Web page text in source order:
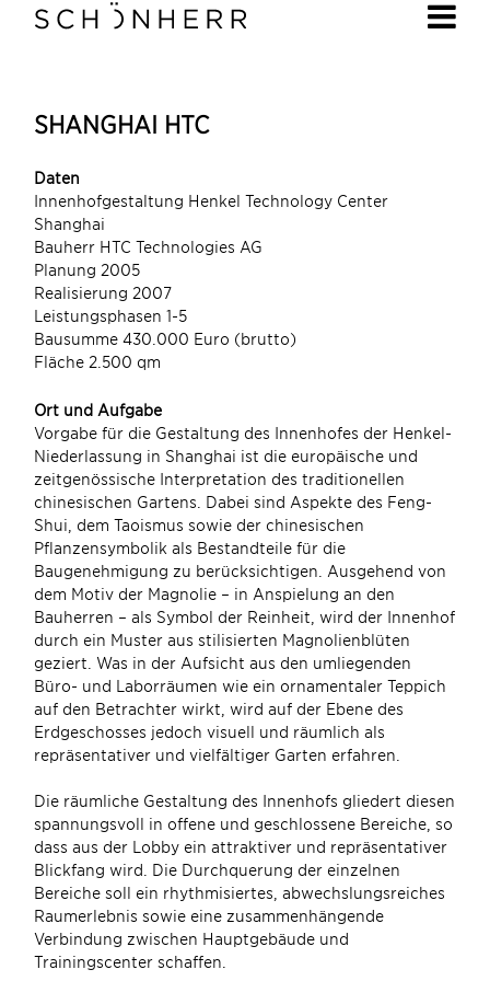
SHANGHAI HTC
Daten
Innenhofgestaltung Henkel Technology Center
Shanghai
Bauherr HTC Technologies AG
Planung 2005
Realisierung 2007
Leistungsphasen 1-5
Bausumme 430.000 Euro (brutto)
Fläche 2.500 qm
Ort und Aufgabe
Vorgabe für die Gestaltung des Innenhofes der Henkel-
Niederlassung in Shanghai ist die europäische und
zeitgenössische Interpretation des traditionellen
chinesischen Gartens. Dabei sind Aspekte des Feng-
Shui, dem Taoismus sowie der chinesischen
Pflanzensymbolik als Bestandteile für die
Baugenehmigung zu berücksichtigen. Ausgehend von
dem Motiv der Magnolie – in Anspielung an den
Bauherren – als Symbol der Reinheit, wird der Innenhof
durch ein Muster aus stilisierten Magnolienblüten
geziert. Was in der Aufsicht aus den umliegenden
Büro- und Laborräumen wie ein ornamentaler Teppich
auf den Betrachter wirkt, wird auf der Ebene des
Erdgeschosses jedoch visuell und räumlich als
repräsentativer und vielfältiger Garten erfahren.
Die räumliche Gestaltung des Innenhofs gliedert diesen
spannungsvoll in offene und geschlossene Bereiche, so
dass aus der Lobby ein attraktiver und repräsentativer
Blickfang wird. Die Durchquerung der einzelnen
Bereiche soll ein rhythmisiertes, abwechslungsreiches
Raumerlebnis sowie eine zusammenhängende
Verbindung zwischen Hauptgebäude und
Trainingscenter schaffen.